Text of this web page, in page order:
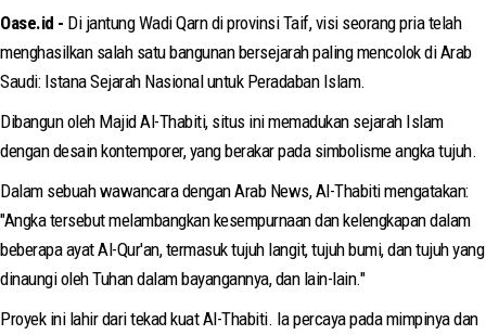
Oase.id - Di jantung Wadi Qarn di provinsi Taif, visi seorang pria telah
menghasilkan salah satu bangunan bersejarah paling mencolok di Arab
Saudi: Istana Sejarah Nasional untuk Peradaban Islam.
Dibangun oleh Majid Al-Thabiti, situs ini memadukan sejarah Islam
dengan desain kontemporer, yang berakar pada simbolisme angka tujuh.
Dalam sebuah wawancara dengan Arab News, Al-Thabiti mengatakan:
"Angka tersebut melambangkan kesempurnaan dan kelengkapan dalam
beberapa ayat Al-Qur'an, termasuk tujuh langit, tujuh bumi, dan tujuh yang
dinaungi oleh Tuhan dalam bayangannya, dan lain-lain."
Proyek ini lahir dari tekad kuat Al-Thabiti. Ia percaya pada mimpinya dan